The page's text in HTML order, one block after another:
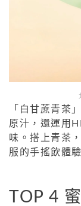
「白甘蔗青茶
原汁，還運用
味。搭上青茶
服的手搖飲體驗
TOP 4